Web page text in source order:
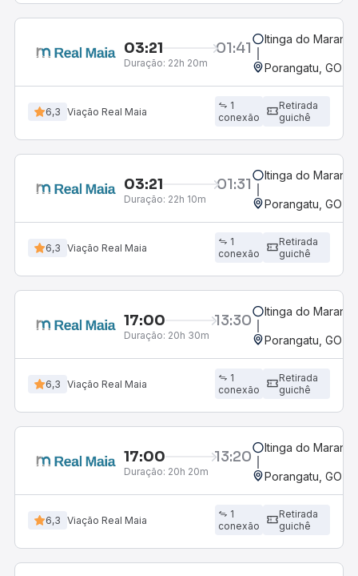
03:21 01:41
Duração: 22h 20m
Itinga do
Porangatu, GO
6,3 Viação Real Maia
1
conexão
Retirada
guichê
03:21 01:31
Duração: 22h 10m
Itinga do
Porangatu, GO
6,3 Viação Real Maia
1
conexão
Retirada
guichê
17:00 13:30
Duração: 20h 30m
Itinga do
Porangatu, GO
6,3 Viação Real Maia
1
conexão
Retirada
guichê
17:00 13:20
Duração: 20h 20m
Itinga do
Porangatu, GO
6,3 Viação Real Maia
1
conexão
Retirada
guichê